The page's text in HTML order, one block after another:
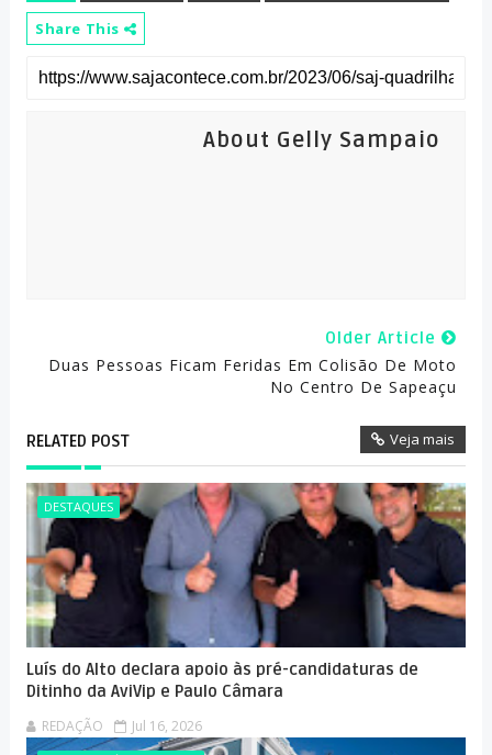
Share This
About Gelly Sampaio
Older Article
Duas Pessoas Ficam Feridas Em Colisão De Moto
No Centro De Sapeaçu
RELATED POST Veja mais
DESTAQUES
Luís do Alto declara apoio às pré-candidaturas de
Ditinho da AviVip e Paulo Câmara
REDAÇÃO Jul 16, 2026